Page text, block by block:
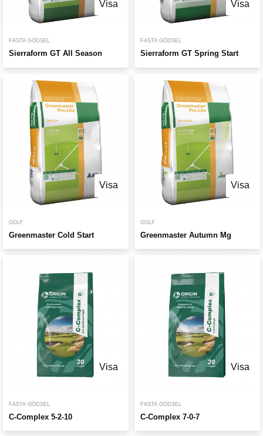
Visa
FASTA GÖDSEL
Sierraform GT All Season
Visa
FASTA GÖDSEL
Sierraform GT Spring Start
Visa
GOLF
Greenmaster Cold Start
Visa
GOLF
Greenmaster Autumn Mg
Visa
FASTA GÖDSEL
C-Complex 5-2-10
Visa
FASTA GÖDSEL
C-Complex 7-0-7